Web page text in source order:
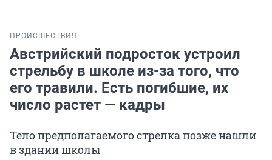
ПРОИСШЕСТВИЯ
Австрийский подросток устроил
стрельбу в школе из-за того, что
его травили. Есть погибшие, их
число растет — кадры
Тело предполагаемого стрелка позже нашли
в здании школы